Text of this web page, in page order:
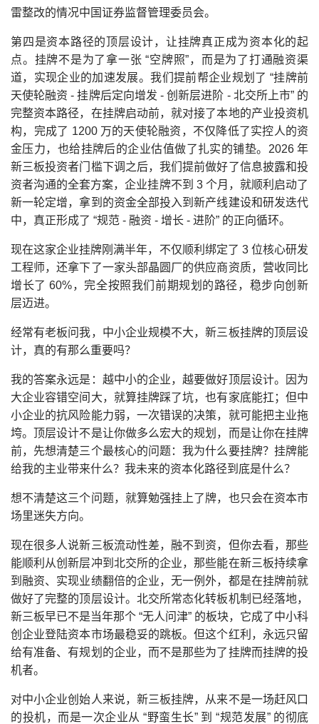
雷整改的情况中国证券监督管理委员会。
第四是资本路径的顶层设计，让挂牌真正成为资本化的起
点。挂牌不是为了拿一张 “空牌照”，而是为了打通融资渠
道，实现企业的加速发展。我们提前帮企业规划了 “挂牌前
天使轮融资 - 挂牌后定向增发 - 创新层进阶 - 北交所上市” 的
完整资本路径，在挂牌启动前，就对接了本地的产业投资机
构，完成了 1200 万的天使轮融资，不仅降低了实控人的资
金压力，也给挂牌后的企业估值做了扎实的铺垫。2026 年
新三板投资者门槛下调之后，我们提前做好了信息披露和投
资者沟通的全套方案，企业挂牌不到 3 个月，就顺利启动了
新一轮定增，拿到的资金全部投入到新产线建设和研发迭代
中，真正形成了 “规范 - 融资 - 增长 - 进阶” 的正向循环。
现在这家企业挂牌刚满半年，不仅顺利绑定了 3 位核心研发
工程师，还拿下了一家头部晶圆厂的供应商资质，营收同比
增长了 60%，完全按照我们前期规划的路径，稳步向创新
层迈进。
经常有老板问我，中小企业规模不大，新三板挂牌的顶层设
计，真的有那么重要吗？
我的答案永远是：越中小的企业，越要做好顶层设计。因为
大企业容错空间大，就算挂牌踩了坑，也有家底能扛；但中
小企业的抗风险能力弱，一次错误的决策，就可能把主业拖
垮。顶层设计不是让你做多么宏大的规划，而是让你在挂牌
前，先想清楚三个最核心的问题：我为什么要挂牌？挂牌能
给我的主业带来什么？我未来的资本化路径到底是什么？
想不清楚这三个问题，就算勉强挂上了牌，也只会在资本市
场里迷失方向。
现在很多人说新三板流动性差，融不到资，但你去看，那些
能顺利从创新层冲到北交所的企业，那些能在新三板持续拿
到融资、实现业绩翻倍的企业，无一例外，都是在挂牌前就
做好了完整的顶层设计。北交所常态化转板机制已经落地，
新三板早已不是当年那个 “无人问津” 的板块，它成了中小科
创企业登陆资本市场最稳妥的跳板。但这个红利，永远只留
给有准备、有规划的企业，而不是那些为了挂牌而挂牌的投
机者。
对中小企业创始人来说，新三板挂牌，从来不是一场赶风口
的投机，而是一次企业从 “野蛮生长” 到 “规范发展” 的彻底